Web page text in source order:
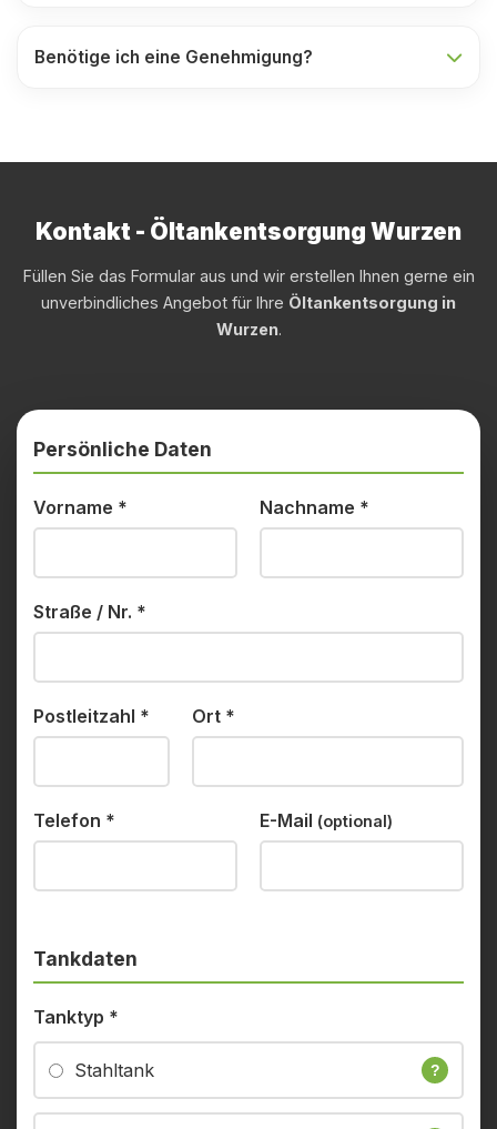
Benötige ich eine Genehmigung?
Kontakt - Öltankentsorgung Wurzen
Füllen Sie das Formular aus und wir erstellen Ihnen gerne ein
unverbindliches Angebot für Ihre Öltankentsorgung in
Wurzen.
Persönliche Daten
Vorname * Nachname *
Straße / Nr. *
Postleitzahl * Ort *
Telefon * E-Mail (optional)
Tankdaten
Tanktyp *
Stahltank ?